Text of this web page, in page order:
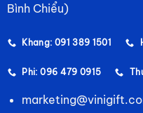
Bình Chiểu)
Khang: 091 389 1501
Phi: 096 479 0915